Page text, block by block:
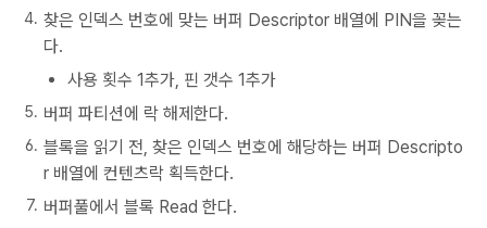
찾은 인덱스 번호에 맞는 버퍼 Descriptor 배열에 PIN을 꽂는
다.
사용 횟수 1추가, 핀 갯수 1추가
버퍼 파티션에 락 해제한다.
블록을 읽기 전, 찾은 인덱스 번호에 해당하는 버퍼 Descripto
r 배열에 컨텐츠락 획득한다.
버퍼풀에서 블록 Read 한다.